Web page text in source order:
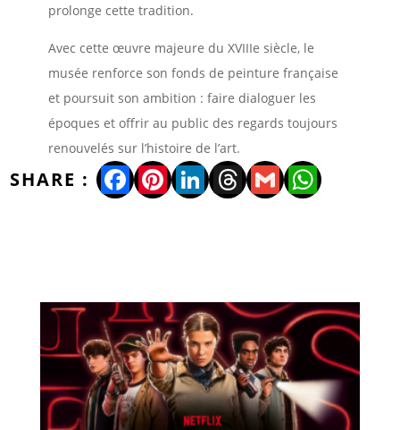
prolonge cette tradition.
Avec cette œuvre majeure du XVIIIe siècle, le
musée renforce son fonds de peinture française
et poursuit son ambition : faire dialoguer les
époques et offrir au public des regards toujours
renouvelés sur l’histoire de l’art.
Facebook
Pinterest
LinkedIn
Threads
Gmail